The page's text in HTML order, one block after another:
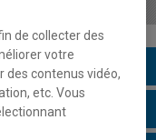
de collecter des
votre
des contenus vidéo,
etc. Vous